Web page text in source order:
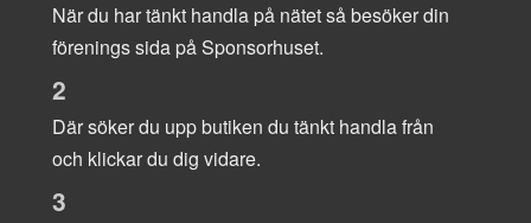
När du har tänkt handla på nätet så besöker din
förenings sida på Sponsorhuset.
2
Där söker du upp butiken du tänkt handla från
och klickar du dig vidare.
3